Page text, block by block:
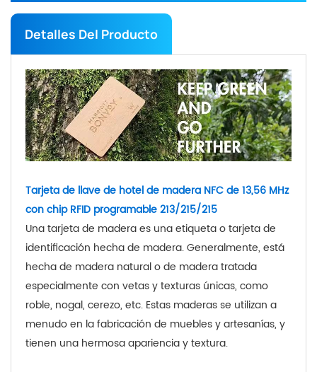
Detalles Del Producto
Tarjeta de llave de hotel de madera NFC de 13,56 MHz
con chip RFID programable 213/215/215
Una tarjeta de madera es una etiqueta o tarjeta de
identificación hecha de madera. Generalmente, está
hecha de madera natural o de madera tratada
especialmente con vetas y texturas únicas, como
roble, nogal, cerezo, etc. Estas maderas se utilizan a
menudo en la fabricación de muebles y artesanías, y
tienen una hermosa apariencia y textura.